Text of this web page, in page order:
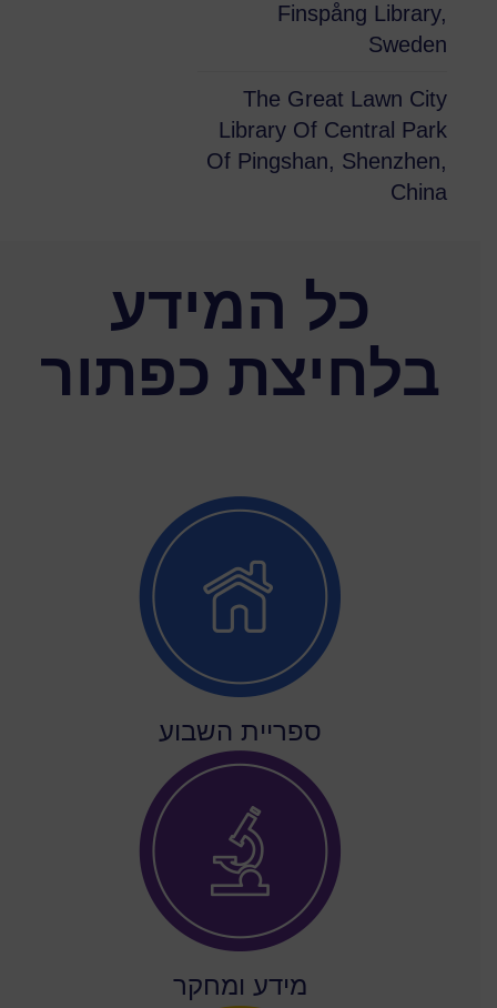
Finspång Library,
Sweden
The Great Lawn City
Library Of Central Park
Of Pingshan, Shenzhen,
China
כל המידע
בלחיצת כפתור
ספריית השבוע
מידע ומחקר